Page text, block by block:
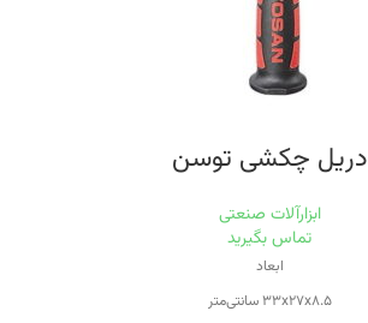
دریل چکشی توسن
ابزارآلات صنعتی
تماس بگیرید
ابعاد
۳۳x۲۷x۸.۵ سانتی‌متر